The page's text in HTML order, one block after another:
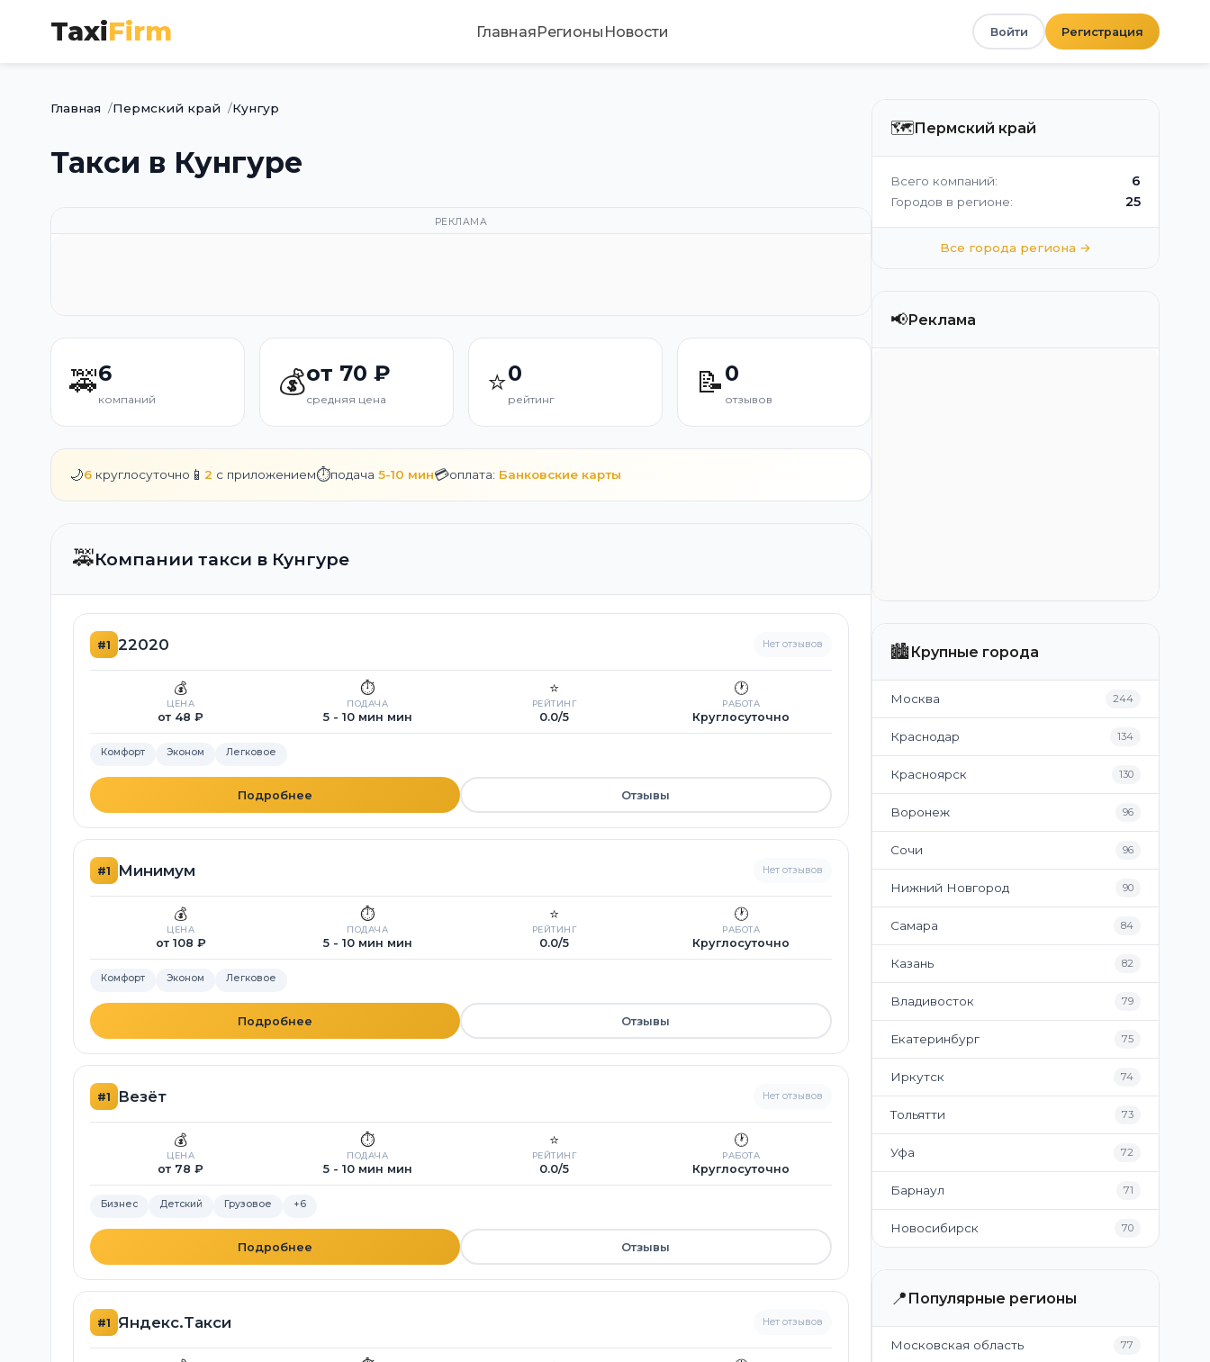
TaxiFirm ГлавнаяРегионы Новости Войти Регистрация
Главная Пермский край Кунгур
Такси в Кунгуре
РЕКЛАМА
🚕6
компаний 💰от 70 ₽
средняя цена ⭐0
рейтинг 📝0
отзывов
🌙6 круглосуточно 📱 2 с приложением⏱️подача 5-10 мин💳оплата: Банковские карты
🚕Компании такси в Кунгуре
#1 22020 Нет отзывов
💰
ЦЕНА
от 48 ₽
⏱️
ПОДАЧА
5 - 10 мин мин
⭐
РЕЙТИНГ
0.0/5
🕐
РАБОТА
Круглосуточно
Комфорт Эконом Легковое
Подробнее Отзывы
#1 Минимум Нет отзывов
💰
ЦЕНА
от 108 ₽
⏱️
ПОДАЧА
5 - 10 мин мин
⭐
РЕЙТИНГ
0.0/5
🕐
РАБОТА
Круглосуточно
Комфорт Эконом Легковое
Подробнее Отзывы
#1 Везёт Нет отзывов
💰
ЦЕНА
от 78 ₽
⏱️
ПОДАЧА
5 - 10 мин мин
⭐
РЕЙТИНГ
0.0/5
🕐
РАБОТА
Круглосуточно
Бизнес Детский Грузовое +6
Подробнее Отзывы
#1 Яндекс.Такси Нет отзывов
🗺️Пермский край
Всего компаний: 6
Городов в регионе: 25
Все города региона →
📢Реклама
🏙️Крупные города
Москва 244
Краснодар 134
Красноярск 130
Воронеж 96
Сочи 96
Нижний Новгород 90
Самара 84
Казань 82
Владивосток 79
Екатеринбург 75
Иркутск 74
Тольятти 73
Уфа 72
Барнаул 71
Новосибирск 70
📍 Популярные регионы
Московская область 77